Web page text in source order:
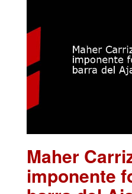
Maher
imponente